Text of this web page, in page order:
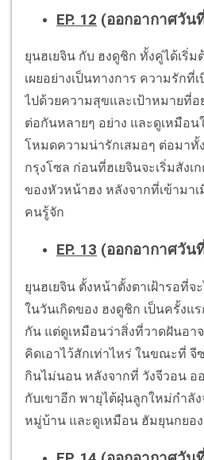
EP. 12 (ออกอากาศวัน
ยุนฮเยจิน กับ ฮงดูชิก ทั้งคู่ได้เริ่
เผยอย่างเป็นทางการ ความรักที่
ไปด้วยความสุขและเป้าหมายที่อ
ต่อกันหลายๆ อย่าง และดูเหมือน
โหมดความน่ารักเสมอๆ ต่อมาทั้
กรุงโซล ก่อนที่ฮเยจินจะเริ่มสังเ
ของหัวหน้าฮง หลังจากที่เข้ามา
คนรู้จัก
EP. 13 (ออกอากาศวัน
ยุนฮเยจิน ตั้งหน้าตั้งตาเฝ้ารอที่จ
ในวันเกิดของ ฮงดูชิก เป็นครั้งแ
กัน แต่ดูเหมือนว่าสิ่งที่วาดฝันอา
คิดเอาไว้สักเท่าไหร่ ในขณะที่ จี
กินไม่นอน หลังจากที่ วังจีวอน อ
กับเขาอีก พายุไต้ฝุ่นลูกใหม่กำลั
หมู่บ้าน และดูเหมือน ฮัมยุนกยอง